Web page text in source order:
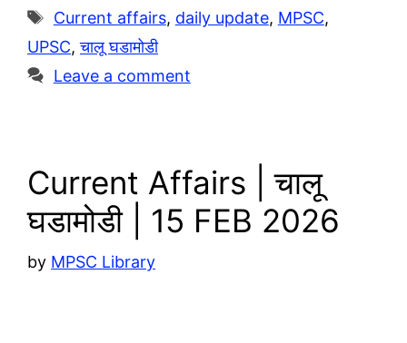
r
a
m
s
A
p
y
L
i
a
r
e
Tags
Current affairs, daily update, MPSC,
UPSC,चालू घडामोडी
Leave a comment
Current Affairs | चालू
घडामोडी | 15 FEB 2026
by MPSC Library